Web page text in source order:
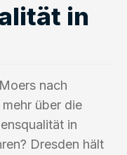
in
nach
über die
in
Dresden hält